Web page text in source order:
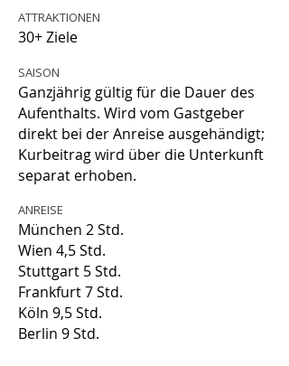
ATTRAKTIONEN
30+ Ziele
SAISON
Ganzjährig gültig für die Dauer des
Aufenthalts. Wird vom Gastgeber
direkt bei der Anreise ausgehändigt;
Kurbeitrag wird über die Unterkunft
separat erhoben.
ANREISE
München 2 Std.
Wien 4,5 Std.
Stuttgart 5 Std.
Frankfurt 7 Std.
Köln 9,5 Std.
Berlin 9 Std.